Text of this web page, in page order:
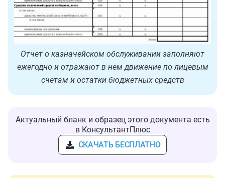
Отчет о казначейском обслуживании заполняют
ежегодно и отражают в нем движение по лицевым
счетам и остатки бюджетных средств
Актуальный бланк и образец этого документа есть
в КонсультантПлюс
СКАЧАТЬ БЕСПЛАТНО